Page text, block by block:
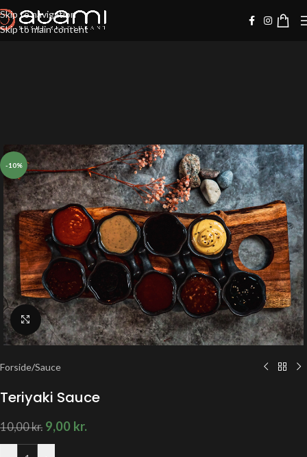
Skip to navigation
Skip to main content
-10%
Klik for at forstørre
Forside/Sauce
Teriyaki Sauce
10,00kr. 9,00 kr.